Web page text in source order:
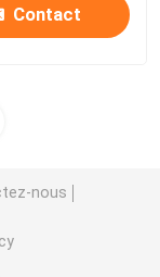
Contact
nous